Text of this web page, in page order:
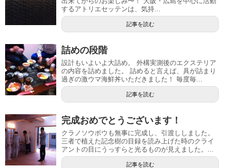
するアトリエセッテンは、気持...
記事を読む
詰めの段階
設計もいよいよ大詰め。 外構実測後のエクステリア
の内容を詰めました。 詰めると言えば、具が詰まり
過ぎの激ウマ海鮮丼いただきました！ 毎度毎...
記事を読む
完成おめでとうございます！
クラノソウボウも無事に完成し、引渡ししました。
三者で植えた記念樹の目録を読み上げた時のクライ
アントの目にうっすらと光るものが見えました。...
記事を読む